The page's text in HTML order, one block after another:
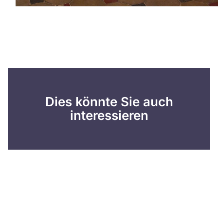
Dies könnte Sie auch
interessieren